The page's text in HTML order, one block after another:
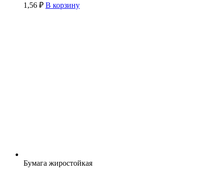
1,56 ₽ В корзину
Бумага жиростойкая